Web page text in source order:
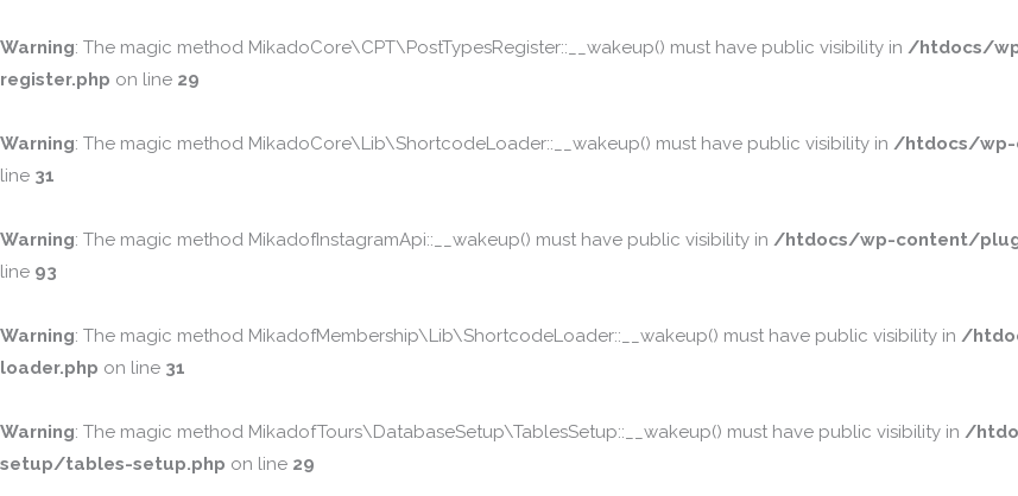
Warning: The magic method MikadoCore\CPT\PostTypesRegister::__wakeup() must have public visibility in /htdocs/
register.php on line 29
Warning: The magic method MikadoCore\Lib\ShortcodeLoader::__wakeup() must have public visibility in /htdocs/wp-
line 31
Warning: The magic method MikadofInstagramApi::__wakeup() must have public visibility in /htdocs/wp-content/
line 93
Warning: The magic method MikadofMembership\Lib\ShortcodeLoader::__wakeup() must have public visibility in /
loader.php on line 31
Warning: The magic method MikadofTours\DatabaseSetup\TablesSetup::__wakeup() must have public visibility in /
setup/tables-setup.php on line 29